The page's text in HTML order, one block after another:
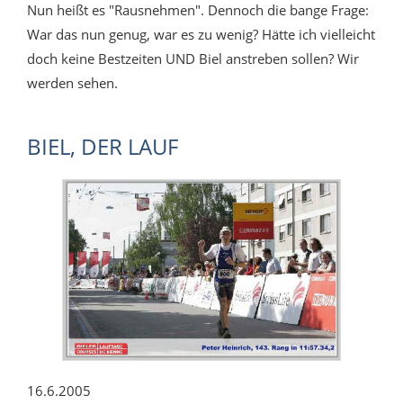
Nun heißt es "Rausnehmen". Dennoch die bange Frage:
War das nun genug, war es zu wenig? Hätte ich vielleicht
doch keine Bestzeiten UND Biel anstreben sollen? Wir
werden sehen.
BIEL, DER LAUF
16.6.2005